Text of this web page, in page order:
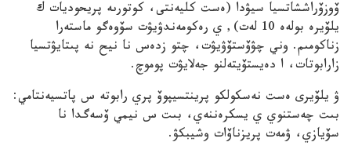
ۆوزۆراششاتسيا سيۋدا (ەست كليەنتى، كوتورىە پريحوديات ك
يلۆيرە بولەە 10 لەت), ي رەكومەندۋيۋت سۆوەگو ماستەرا
زناكومىم. وني چۋۆستۆۋيۋت، چتو زدەس نا نيح نە پىتايۋتسيا
زارابوتات، ا دەيستۆيتەلنو جەلايۋت پوموچ.
ۋ يلۆيرى ەست نەسكولكو پرينتسيپوۆ پري رابوتە س پاتسيەنتامي:
بىت چەستنوي ي يسكرەننەي، بىت س نيمي ۆسەگدا نا
سۆيازي، ۋمەت پريزناۆات وشيبكۋ.